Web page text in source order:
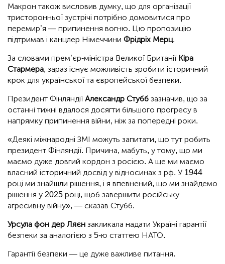
Макрон також висловив думку, що для організації
тристоронньої зустрічі потрібно домовитися про
перемир’я — припинення вогню. Цю пропозицію
підтримав і канцлер Німеччини Фрідріх Мерц.
За словами прем’єр-міністра Великої Британії Кіра
Стармера, зараз існує можливість зробити історичний
крок для української та європейської безпеки.
Президент Фінляндії Александр Стубб зазначив, що за
останні тижні вдалося досягти більшого прогресу в
напрямку припинення війни, ніж за попередні роки.
«Деякі міжнародні ЗМІ можуть запитати, що тут робить
президент Фінляндії. Причина, мабуть, у тому, що ми
маємо дуже довгий кордон з росією. А ще ми маємо
власний історичний досвід у відносинах з рф. У 1944
році ми знайшли рішення, і я впевнений, що ми знайдемо
рішення у 2025 році, щоб завершити російську
агресивну війну», — сказав Стубб.
Урсула фон дер Ляєн закликала надати Україні гарантії
безпеки за аналогією з 5-ю статтею НАТО.
Гарантії безпеки — це дуже важливе питання.